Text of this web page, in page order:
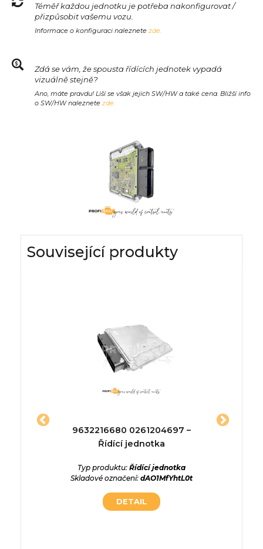
Téměř každou jednotku je potřeba nakonfigurovat /
přizpůsobit vašemu vozu.
Informace o konfiguraci naleznete zde.
Zdá se vám, že spousta řídících jednotek vypadá
vizuálně stejně?
Ano, máte pravdu! Liší se však jejich SW/HW a také cena. Bližší info
o SW/HW naleznete zde.
Související produkty
9632216680 0261204697 –
Řídící jednotka
Typ produktu: Řídící jednotka
Skladové označení: dAO1MfYhtL0t
DETAIL